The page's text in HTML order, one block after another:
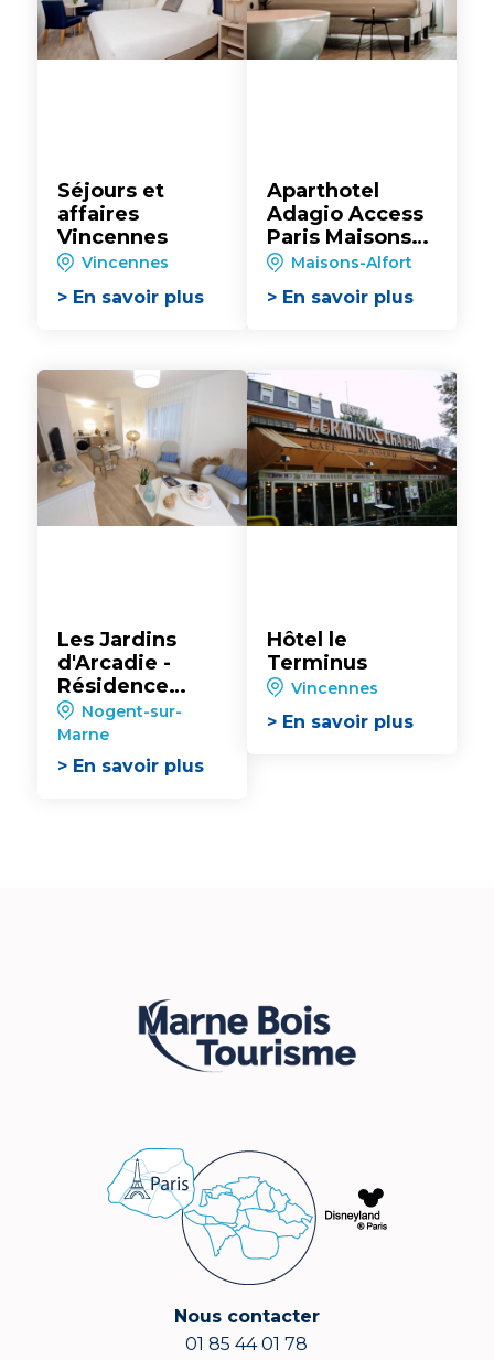
Séjours et
affaires
Vincennes
Vincennes
> En savoir plus
Aparthotel
Adagio Access
Paris Maisons-
Alfort
Maisons-Alfort
> En savoir plus
Les Jardins
d'Arcadie -
Résidence
Services à
Nogent
Nogent-sur-
Marne
> En savoir plus
Hôtel le
Terminus
Vincennes
> En savoir plus
Nous contacter
01 85 44 01 78